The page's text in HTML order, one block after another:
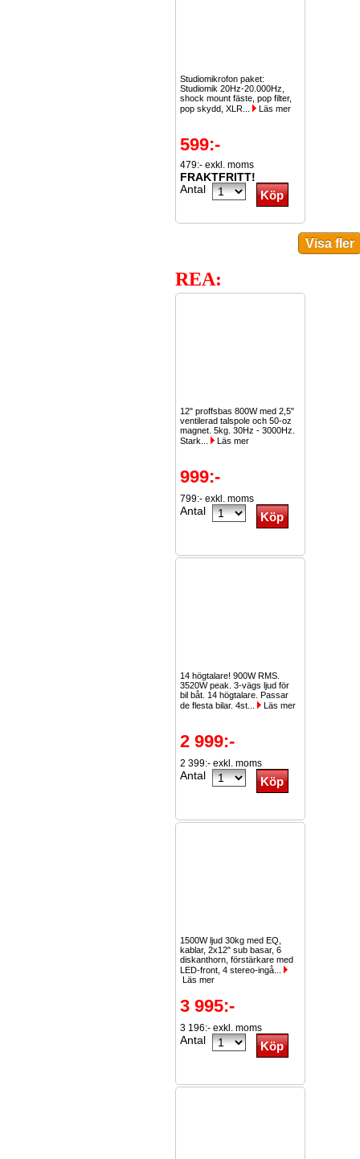
Studiomikrofon paket:
Studiomik 20Hz-20.000Hz,
shock mount fäste, pop filter,
pop skydd, XLR...
Läs mer
599:-
479:- exkl. moms
FRAKTFRITT!
Antal
REA:
12" proffsbas 800W med 2,5"
ventilerad talspole och 50-oz
magnet. 5kg. 30Hz - 3000Hz.
Stark...
Läs mer
999:-
799:- exkl. moms
Antal
14 högtalare! 900W RMS.
3520W peak. 3-vägs ljud för
bil båt. 14 högtalare. Passar
de flesta bilar. 4st...
Läs mer
2 999:-
2 399:- exkl. moms
Antal
1500W ljud 30kg med EQ,
kablar, 2x12" sub basar, 6
diskanthorn, förstärkare med
LED-front, 4 stereo-ingå...
Läs mer
3 995:-
3 196:- exkl. moms
Antal